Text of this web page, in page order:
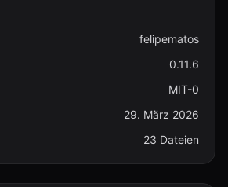
felipematos
0.11.6
MIT-0
29. März 2026
23 Dateien